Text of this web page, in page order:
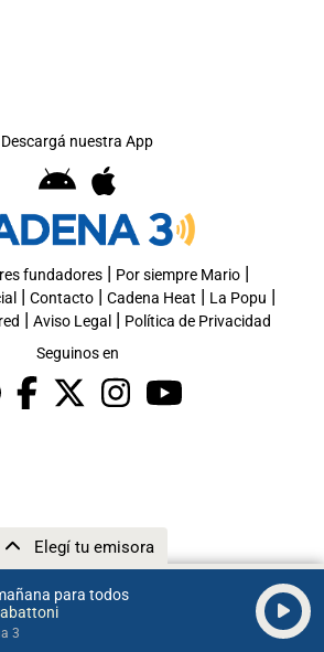
para todos
3
Elegí tu emisora
Descargá nuestra App
fundadores| Por siempre Mario|
| Contacto| Cadena Heat | La Popu |
| Aviso Legal | Política de Privacidad
Seguinos en